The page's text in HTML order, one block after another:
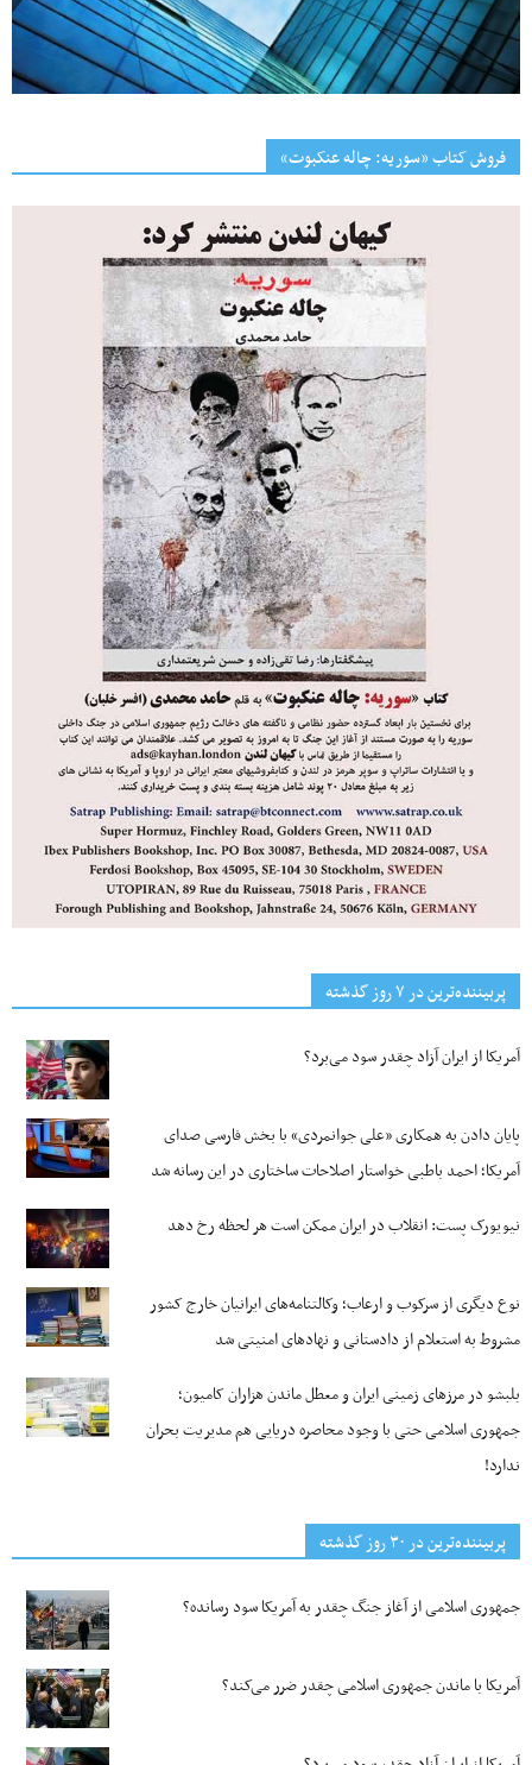
فروش کتاب «سوریه: چاله عنکبوت»
پربیننده‌ترین‌ در ۷ روز گذشته
آمریکا از ایران آزاد چقدر سود می‌برد؟
پایان دادن به همکاری «علی جوانمردی» با بخش فارسی صدای
آمریکا؛ احمد باطبی خواستار اصلاحات ساختاری در این رسانه شد
نیویورک پست: انقلاب در ایران ممکن است هر لحظه رخ دهد
نوع دیگری از سرکوب و ارعاب؛ وکالتنامه‌های ایرانیان خارج کشور
مشروط به استعلام از دادستانی و نهادهای امنیتی شد
بلبشو در مرزهای زمینی ایران و معطل ماندن هزاران کامیون؛
جمهوری اسلامی حتی با وجود محاصره دریایی هم مدیریت بحران
ندارد!
پربیننده‌ترین‌ در ۳۰ روز گذشته
جمهوری اسلامی از آغاز جنگ چقدر به آمریکا سود رسانده؟
آمریکا با ماندن جمهوری اسلامی چقدر ضرر می‌کند؟